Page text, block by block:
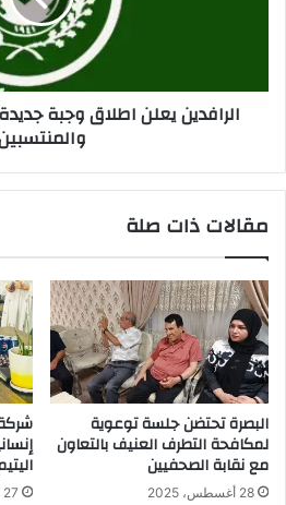
والمنتسبين
الرافدين يعلن اطلاق وجبة
مقالات ذات صلة
البصرة تحتضن جلسة توعوية
لمكافحة التطرف العنيف بالتعاون
مع نقابة الصحفيين
28 أغسطس، 2025 27 أغسطس، 2025